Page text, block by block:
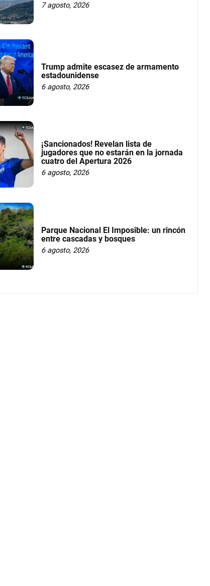
7 agosto, 2026
Trump admite escasez de armamento
estadounidense
6 agosto, 2026
¡Sancionados! Revelan lista de
jugadores que no estarán en la jornada
cuatro del Apertura 2026
6 agosto, 2026
Parque Nacional El Imposible: un rincón
entre cascadas y bosques
6 agosto, 2026